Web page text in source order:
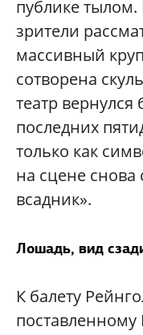
публике тылом.
зрители
массивный
сотворена
театр вернулся
последних
только как
на сцене
всадник».
Лошадь, вид
К балету